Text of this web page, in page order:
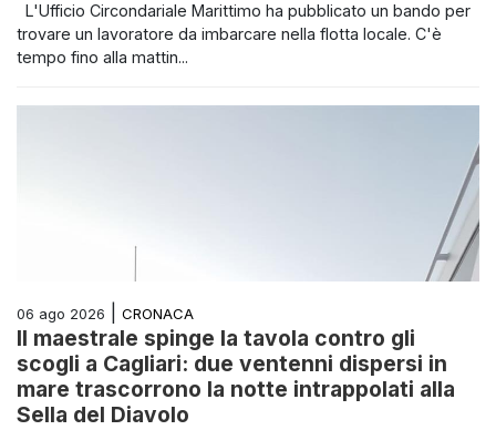
L'Ufficio Circondariale Marittimo ha pubblicato un bando per
trovare un lavoratore da imbarcare nella flotta locale. C'è
tempo fino alla mattin...
06 ago 2026 CRONACA
Il maestrale spinge la tavola contro gli
scogli a Cagliari: due ventenni dispersi in
mare trascorrono la notte intrappolati alla
Sella del Diavolo